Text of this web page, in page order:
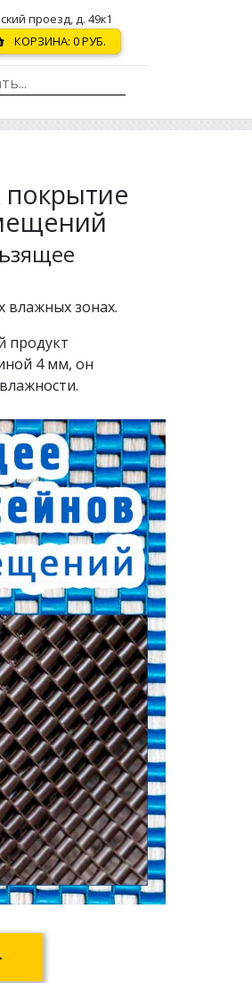
проезд, д. 49к1
КОРЗИНА: 0РУБ.
влажных зонах.
продукт
4 мм, он